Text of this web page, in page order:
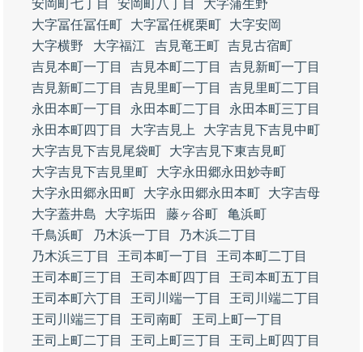
安岡町七丁目
安岡町八丁目
大字蒲生野
大字冨任冨任町
大字冨任梶栗町
大字安岡
大字横野
大字福江 吉見竜王町 吉見古宿町
吉見本町一丁目
吉見本町二丁目
吉見新町一丁目
吉見新町二丁目
吉見里町一丁目
吉見里町二丁目
永田本町一丁目
永田本町二丁目
永田本町三丁目
永田本町四丁目
大字吉見上
大字吉見下吉見中町
大字吉見下吉見尾袋町
大字吉見下東吉見町
大字吉見下吉見里町
大字永田郷永田妙寺町
大字永田郷永田町
大字永田郷永田本町
大字吉母
大字蓋井島
大字垢田 藤ヶ谷町
亀浜町
千鳥浜町
乃木浜一丁目
乃木浜二丁目
乃木浜三丁目
王司本町一丁目
王司本町二丁目
王司本町三丁目
王司本町四丁目
王司本町五丁目
王司本町六丁目
王司川端一丁目
王司川端二丁目
王司川端三丁目
王司南町
王司上町一丁目
王司上町二丁目
王司上町三丁目
王司上町四丁目